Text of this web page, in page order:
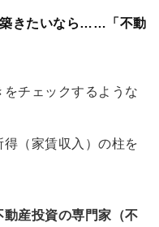
築きたいなら……「不動
をチェックするような
得（家賃収入）の柱を
動産投資の専門家（不